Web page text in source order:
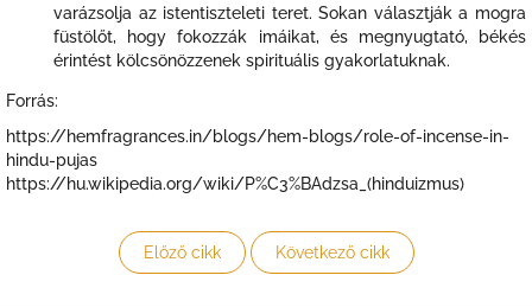
varázsolja az istentiszteleti teret. Sokan választják a mogra
füstölőt, hogy fokozzák imáikat, és megnyugtató, békés
érintést kölcsönözzenek spirituális gyakorlatuknak.
Forrás:
https://hemfragrances.in/blogs/hem-blogs/role-of-incense-in-
hindu-pujas
https://hu.wikipedia.org/wiki/P%C3%BAdzsa_(hinduizmus)
Előző cikk Következő cikk